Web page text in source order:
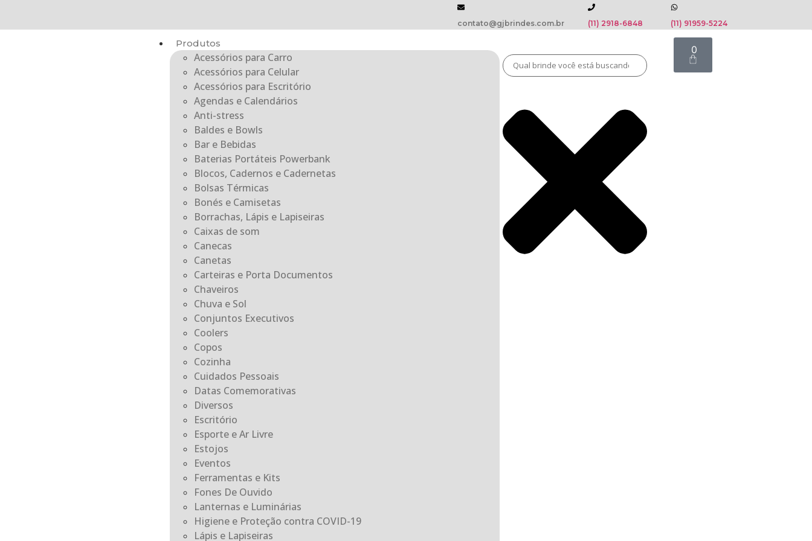
contato@gjbrindes.com.br (11) 2918-6848 (11) 91959-5224
Produtos
Acessórios para Carro
Acessórios para Celular
Acessórios para Escritório
Agendas e Calendários
Anti-stress
Baldes e Bowls
Bar e Bebidas
Baterias Portáteis Powerbank
Blocos, Cadernos e Cadernetas
Bolsas Térmicas
Bonés e Camisetas
Borrachas, Lápis e Lapiseiras
Caixas de som
Canecas
Canetas
Carteiras e Porta Documentos
Chaveiros
Chuva e Sol
Conjuntos Executivos
Coolers
Copos
Cozinha
Cuidados Pessoais
Datas Comemorativas
Diversos
Escritório
Esporte e Ar Livre
Estojos
Eventos
Ferramentas e Kits
Fones De Ouvido
Lanternas e Luminárias
Higiene e Proteção contra COVID-19
Lápis e Lapiseiras
0